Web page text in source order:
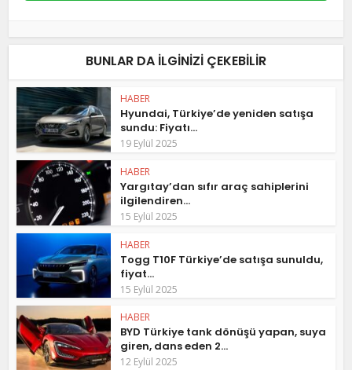
BUNLAR DA ILGINIZI ÇEKEBILIR
HABER
Hyundai, Türkiye’de yeniden satışa
sundu: Fiyatı...
19 Eylül 2025
HABER
Yargıtay’dan sıfır araç sahiplerini
ilgilendiren...
15 Eylül 2025
HABER
Togg T10F Türkiye’de satışa sunuldu,
fiyat...
15 Eylül 2025
HABER
BYD Türkiye tank dönüşü yapan, suya
giren, dans eden 2...
12 Eylül 2025